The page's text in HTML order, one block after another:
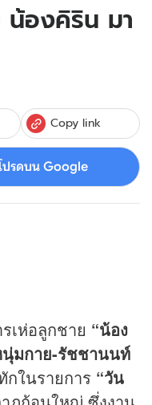
น้องคิริน มา
Copy link
ปรดบน Google
เห่อลูกชาย “น้อง
มกาย-รัชชานนท์
ในรายการ “วัน